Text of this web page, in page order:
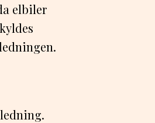
elbiler